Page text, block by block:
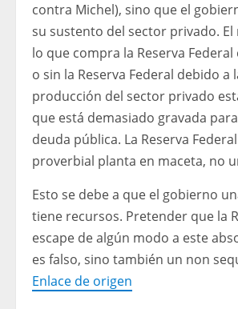
contra Michel), sino que el
su sustento del sector privado.
lo que compra la Reserva
o sin la Reserva Federal debido a
producción del sector privado
que está demasiado gravada
deuda pública. La Reserva
proverbial planta en maceta, no
Esto se debe a que el gobierno
tiene recursos. Pretender que la
escape de algún modo a este
es falso, sino también un non
Enlace de origen